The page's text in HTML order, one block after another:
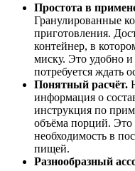
Простота в
Гранулированные
приготовления.
контейнер, в
миску. Это удобно
потребуется ждать
Понятный расчёт.
информация о
инструкция по
объёма порций. Это
необходимость в
пищей.
Разнообразный